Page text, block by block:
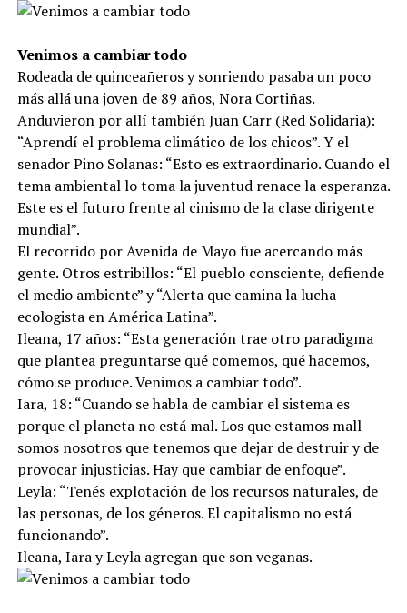
Venimos a cambiar todo
Rodeada de quinceañeros y sonriendo pasaba un poco
más allá una joven de 89 años, Nora Cortiñas.
Anduvieron por allí también Juan Carr (Red Solidaria):
“Aprendí el problema climático de los chicos”. Y el
senador Pino Solanas: “Esto es extraordinario. Cuando el
tema ambiental lo toma la juventud renace la esperanza.
Este es el futuro frente al cinismo de la clase dirigente
mundial”.
El recorrido por Avenida de Mayo fue acercando más
gente. Otros estribillos: “El pueblo consciente, defiende
el medio ambiente” y “Alerta que camina la lucha
ecologista en América Latina”.
Ileana, 17 años: “Esta generación trae otro paradigma
que plantea preguntarse qué comemos, qué hacemos,
cómo se produce. Venimos a cambiar todo”.
Iara, 18: “Cuando se habla de cambiar el sistema es
porque el planeta no está mal. Los que estamos mall
somos nosotros que tenemos que dejar de destruir y de
provocar injusticias. Hay que cambiar de enfoque”.
Leyla: “Tenés explotación de los recursos naturales, de
las personas, de los géneros. El capitalismo no está
funcionando”.
Ileana, Iara y Leyla agregan que son veganas.